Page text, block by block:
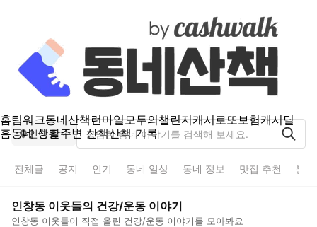
홈팀워크동네산책런마일모두의챌린지캐시로또보험캐시딜
홈동네 생활주변 산책산책 기록
인창동
전체글 공지 인기 동네 일상 동네 정보 맛집 추천 분
인창동 이웃들의 건강/운동 이야기
인창동 이웃들이 직접 올린 건강/운동 이야기를 모아봐요